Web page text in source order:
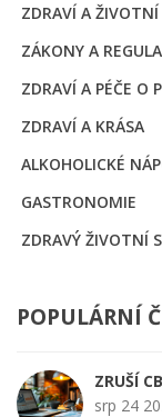
ZDRAVÍ A ŽIVOTNÍ
ZÁKONY A
ZDRAVÍ A PÉČE O
ZDRAVÍ A KRÁSA
ALKOHOLICKÉ
GASTRONOMIE
ZDRAVÝ ŽIVOTNÍ
POPULÁRNÍ
ZRUŠÍ
srp 24